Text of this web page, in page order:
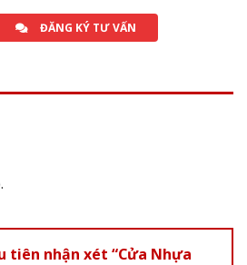
ĐĂNG KÝ TƯ VẤN
tiên nhận xét “Cửa Nhựa